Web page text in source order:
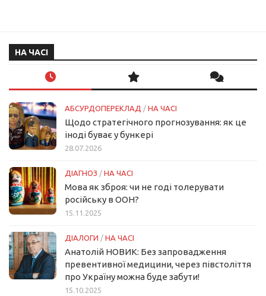
НА ЧАСІ
АБСУРДОПЕРЕКЛАД / НА ЧАСІ
Щодо стратегічного прогнозування: як це
іноді буває у бункері
28.07.2026
ДІАГНОЗ / НА ЧАСІ
Мова як зброя: чи не годі толерувати
російську в ООН?
15.11.2025
ДІАЛОГИ / НА ЧАСІ
Анатолій НОВИК: Без запровадження
превентивної медицини, через півстоліття
про Україну можна буде забути!
15.10.2025